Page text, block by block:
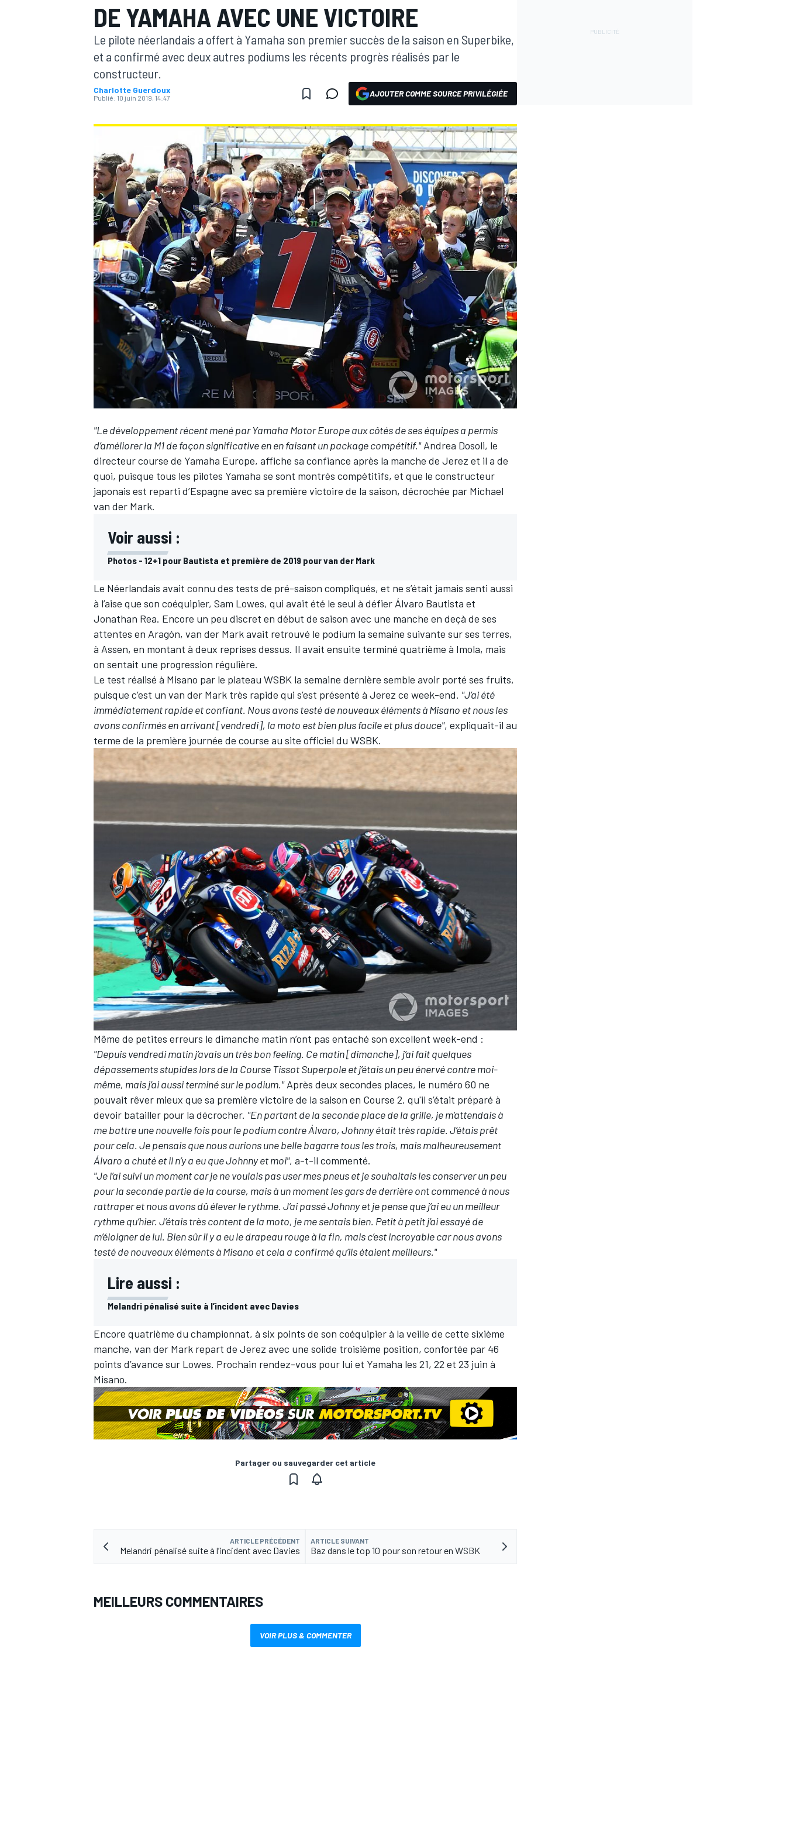
MOTOGP
WRC
WEC
AUTRES CHAMPIONNATS
DE YAMAHA AVEC UNE VICTOIRE
Le pilote néerlandais a offert à Yamaha son premier succès de la saison en Superbike,
et a confirmé avec deux autres podiums les récents progrès réalisés par le
constructeur.
Charlotte Guerdoux
Publié: 10 juin 2019, 14:47 AJOUTER COMME SOURCE PRIVILÉGIÉE
"Le développement récent mené par Yamaha Motor Europe aux côtés de ses équipes a permis
d’améliorer la M1 de façon significative en en faisant un package compétitif."Andrea Dosoli, le
directeur course de Yamaha Europe, affiche sa confiance après la manche de Jerez et il a de
quoi, puisque tous les pilotes Yamaha se sont montrés compétitifs, et que le constructeur
japonais est reparti d’Espagne avec sa première victoire de la saison, décrochée par Michael
van der Mark.
Voir aussi :
Photos - 12+1 pour Bautista et première de 2019 pour van der Mark
Le Néerlandais avait connu des tests de pré-saison compliqués, et ne s’était jamais senti aussi
à l’aise que son coéquipier, Sam Lowes, qui avait été le seul à défier Álvaro Bautista et
Jonathan Rea. Encore un peu discret en début de saison avec une manche en deçà de ses
attentes en Aragón, van der Markavait retrouvé le podium la semaine suivante sur ses terres,
à Assen, en montant à deux reprises dessus. Il avait ensuite terminé quatrième à Imola, mais
on sentait une progression régulière.
Le test réalisé à Misano par le plateau WSBK la semaine dernière semble avoir porté ses fruits,
puisque c’est un van der Mark très rapide qui s’est présenté à Jerez ce week-end. "J’ai été
immédiatement rapide et confiant. Nous avons testé de nouveaux éléments à Misano et nous les
avons confirmés en arrivant [vendredi], la moto est bien plus facile et plus douce", expliquait-il au
terme de la première journée de course au site officiel du WSBK.
Même de petites erreurs le dimanche matin n’ont pas entaché son excellent week-end :
"Depuis vendredi matin j’avais un très bon feeling. Ce matin [dimanche], j’ai fait quelques
dépassements stupides lors de la Course Tissot Superpole et j’étais un peu énervé contre moi-
même, mais j’ai aussi terminé sur le podium."Après deux secondes places, le numéro 60 ne
pouvait rêver mieux que sa première victoire de la saison en Course 2, qu'il s’était préparé à
devoir batailler pour la décrocher. "En partant de la seconde place de la grille, je m’attendais à
me battre une nouvelle fois pour le podium contre Álvaro, Johnny était très rapide. J’étais prêt
pour cela. Je pensais que nous aurions une belle bagarre tous les trois, mais malheureusement
Álvaro a chuté et il n’y a eu que Johnny et moi", a-t-il commenté.
"Je l’ai suivi un moment car je ne voulais pas user mes pneus et je souhaitais les conserver un peu
pour la seconde partie de la course, mais à un moment les gars de derrière ont commencé à nous
rattraper et nous avons dû élever le rythme. J’ai passé Johnny et je pense que j’ai eu un meilleur
rythme qu’hier. J’étais très content de la moto, je me sentais bien. Petit à petit j’ai essayé de
m’éloigner de lui. Bien sûr il y a eu le drapeau rouge à la fin, mais c’est incroyable car nous avons
testé de nouveaux éléments à Misano et cela a confirmé qu’ils étaient meilleurs."
Lire aussi :
Melandri pénalisé suite à l’incident avec Davies
Encore quatrième du championnat, à six points de son coéquipier à la veille de cette sixième
manche, van der Mark repart de Jerez avec une solide troisième position, confortée par 46
points d’avance sur Lowes. Prochain rendez-vous pour lui et Yamaha les 21, 22 et 23 juin à
Misano.
Partager ou sauvegarder cet article
ARTICLE PRÉCÉDENT
Melandri pénalisé suite à l’incident avec Davies
ARTICLE SUIVANT
Baz dans le top 10 pour son retour en WSBK
MEILLEURS COMMENTAIRES
VOIR PLUS & COMMENTER